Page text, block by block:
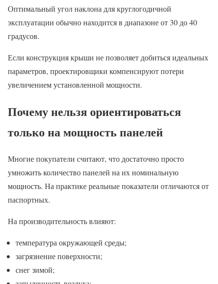
Оптимальный угол наклона для круглогодичной
эксплуатации обычно находится в диапазоне от 30 до 40
градусов.
Если конструкция крыши не позволяет добиться идеальных
параметров, проектировщики компенсируют потери
увеличением установленной мощности.
Почему нельзя ориентироваться
только на мощность панелей
Многие покупатели считают, что достаточно просто
умножить количество панелей на их номинальную
мощность. На практике реальные показатели отличаются от
паспортных.
На производительность влияют:
температура окружающей среды;
загрязнение поверхности;
снег зимой;